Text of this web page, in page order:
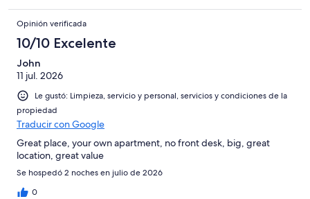
Opinión verificada
10/10 Excelente
John
11 jul. 2026
Le gustó: Limpieza, servicio y personal, servicios y condiciones de la
propiedad
Traducir con Google
Great place, your own apartment, no front desk, big, great
location, great value
Se hospedó 2 noches en julio de 2026
0